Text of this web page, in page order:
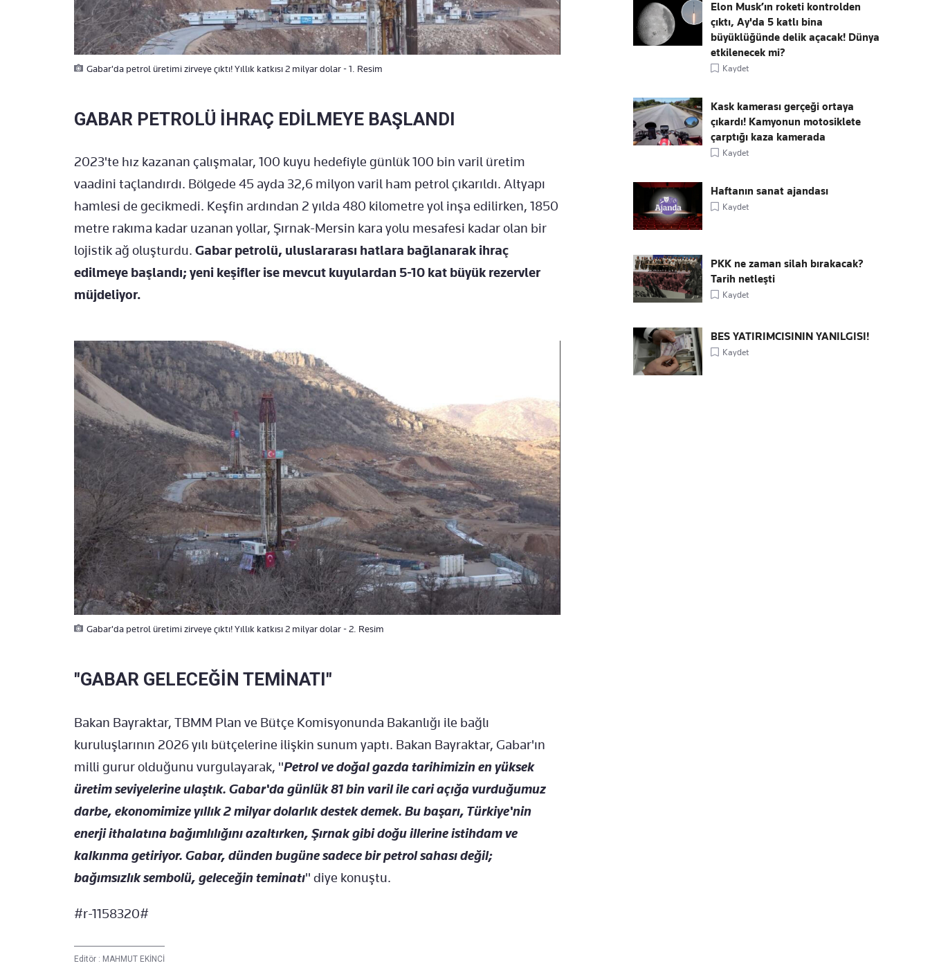
Gabar'da petrol üretimi zirveye çıktı! Yıllık katkısı 2 milyar dolar - 1. Resim
GABAR PETROLÜ İHRAÇ EDİLMEYE BAŞLANDI
2023'te hız kazanan çalışmalar, 100 kuyu hedefiyle günlük 100 bin varil üretim
vaadini taçlandırdı. Bölgede 45 ayda 32,6 milyon varil ham petrol çıkarıldı. Altyapı
hamlesi de gecikmedi. Keşfin ardından 2 yılda 480 kilometre yol inşa edilirken, 1850
metre rakıma kadar uzanan yollar, Şırnak-Mersin kara yolu mesafesi kadar olan bir
lojistik ağ oluşturdu. Gabar petrolü, uluslararası hatlara bağlanarak ihraç
edilmeye başlandı; yeni keşifler ise mevcut kuyulardan 5-10 kat büyük rezervler
müjdeliyor.
Gabar'da petrol üretimi zirveye çıktı! Yıllık katkısı 2 milyar dolar - 2. Resim
"GABAR GELECEĞİN TEMİNATI"
Bakan Bayraktar, TBMM Plan ve Bütçe Komisyonunda Bakanlığı ile bağlı
kuruluşlarının 2026 yılı bütçelerine ilişkin sunum yaptı. Bakan Bayraktar, Gabar'ın
milli gurur olduğunu vurgulayarak, "Petrol ve doğal gazda tarihimizin en yüksek
üretim seviyelerine ulaştık. Gabar'da günlük 81 bin varil ile cari açığa vurduğumuz
darbe, ekonomimize yıllık 2 milyar dolarlık destek demek. Bu başarı, Türkiye'nin
enerji ithalatına bağımlılığını azaltırken, Şırnak gibi doğu illerine istihdam ve
kalkınma getiriyor. Gabar, dünden bugüne sadece bir petrol sahası değil;
bağımsızlık sembolü, geleceğin teminatı" diye konuştu.
#r-1158320#
Editör : MAHMUT EKİNCİ
Elon Musk’ın roketi kontrolden
çıktı, Ay'da 5 katlı bina
büyüklüğünde delik açacak! Dünya
etkilenecek mi?
Kaydet
Kask kamerası gerçeği ortaya
çıkardı! Kamyonun motosiklete
çarptığı kaza kamerada
Kaydet
Haftanın sanat ajandası
Kaydet
PKK ne zaman silah bırakacak?
Tarih netleşti
Kaydet
BES YATIRIMCISININ YANILGISI!
Kaydet